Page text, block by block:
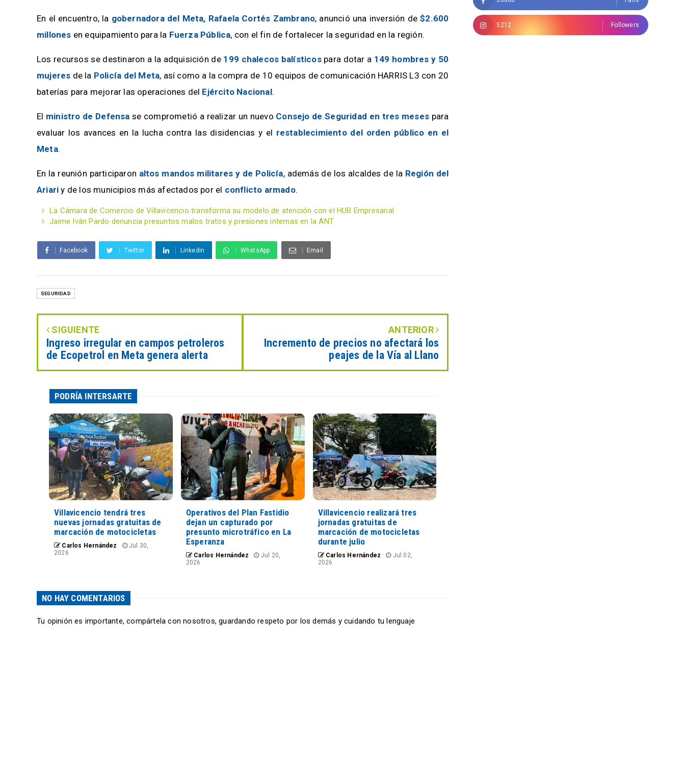
En el encuentro, la gobernadora del Meta, Rafaela Cortés Zambrano, anunció una inversión de$2.600
millones en equipamiento para la Fuerza Pública, con el fin de fortalecer la seguridad en la región.
Los recursos se destinaron a la adquisición de 199 chalecos balísticospara dotar a 149 hombres y 50
mujeres de la Policía del Meta, así como a la compra de 10 equipos de comunicación HARRIS L3 con 20
baterías para mejorar las operaciones del Ejército Nacional.
El ministro de Defensa se comprometió a realizar un nuevo Consejo de Seguridad en tres mesespara
evaluar los avances en la lucha contra las disidencias y el restablecimiento del orden público en el
Meta.
En la reunión participaron altos mandos militares y de Policía, además de los alcaldes de la Región del
Ariari y de los municipios más afectados por el conflicto armado.
La Cámara de Comercio de Villavicencio transforma su modelo de atención con el HUB Empresarial
Jaime Iván Pardo denuncia presuntos malos tratos y presiones internas en la ANT
Facebook Twitter Linkedin WhatsApp Email
SEGURIDAD
SIGUIENTE
Ingreso irregular en campos petroleros
de Ecopetrol en Meta genera alerta
ANTERIOR
Incremento de precios no afectará los
peajes de la Vía al Llano
PODRÍA INTERSARTE
Villavicencio tendrá tres
nuevas jornadas gratuitas de
marcación de motocicletas
Carlos Hernández
Jul 30,
2026
Operativos del Plan Fastidio
dejan un capturado por
presunto microtráfico en La
Esperanza
Carlos Hernández
Jul 20,
2026
Villavicencio realizará tres
jornadas gratuitas de
marcación de motocicletas
durante julio
Carlos Hernández
Jul 02,
2026
NO HAY COMENTARIOS
Tu opinión es importante, compártela con nosotros, guardando respeto por los demás y cuidando tu lenguaje
5212 Followers